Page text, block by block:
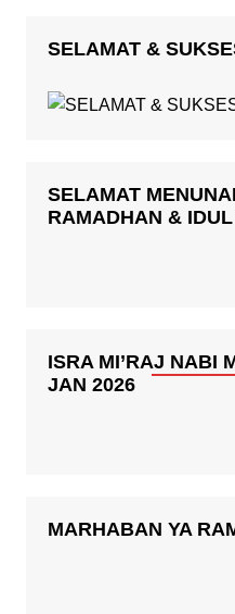
SELAMAT &
SELAMAT
RAMADHAN &
ISRA MI’RAJ NABI
JAN 2026
MARHABAN YA